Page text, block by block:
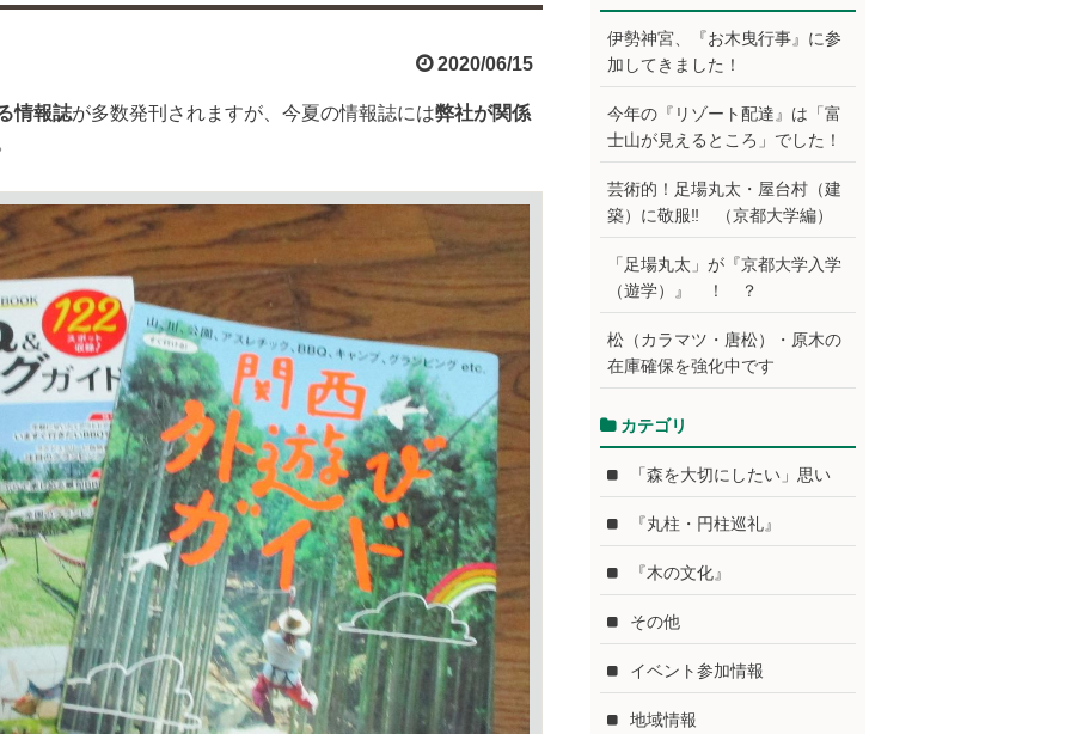
2020/06/15
情報誌が多数発刊されますが、今夏の情報誌には弊社が関係
伊勢神宮、『お木曳行事』に参
加してきました！
今年の『リゾート配達』は「富
士山が見えるところ」でした！
芸術的！足場丸太・屋台村（建
築）に敬服‼ （京都大学編）
「足場丸太」が『京都大学入学
（遊学）』 ！ ？
松（カラマツ・唐松）・原木の
在庫確保を強化中です
カテゴリ
「森を大切にしたい」思い
『丸柱・円柱巡礼』
『木の文化』
その他
イベント参加情報
地域情報